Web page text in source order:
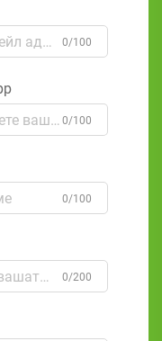
0/100
0/100
0/100
0/200